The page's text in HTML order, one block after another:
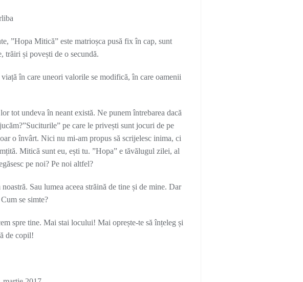
”Hopa Mitică” este matrioșca pusă fix în cap, sunt
trăiri și povești de o secundă.
în care uneori valorile se modifică, în care oamenii
tot undeva în neant există. Ne punem întrebarea dacă
pe care le privești sunt jocuri de pe
o învârt. Nici nu mi-am propus să scrijelesc inima, ci
Mitică sunt eu, ești tu. ”Hopa” e tăvălugul zilei, al
pe noi? Pe noi altfel?
Sau lumea aceea străină de tine și de mine. Dar
se simte?
spre tine. Mai stai locului! Mai oprește-te să înțeleg și
de copil!